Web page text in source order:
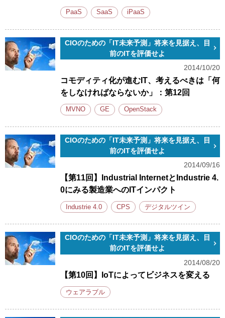
PaaS SaaS iPaaS
CIOのための「IT未来予測」将来を見据え、目
前のITを評価せよ
2014/10/20
コモディティ化が進むIT、考えるべきは「何
をしなければならないか」：第12回
MVNO GE OpenStack
CIOのための「IT未来予測」将来を見据え、目
前のITを評価せよ
2014/09/16
【第11回】Industrial InternetとIndustrie 4.
0にみる製造業へのITインパクト
Industrie 4.0 CPS デジタルツイン
CIOのための「IT未来予測」将来を見据え、目
前のITを評価せよ
2014/08/20
【第10回】IoTによってビジネスを変える
ウェアラブル